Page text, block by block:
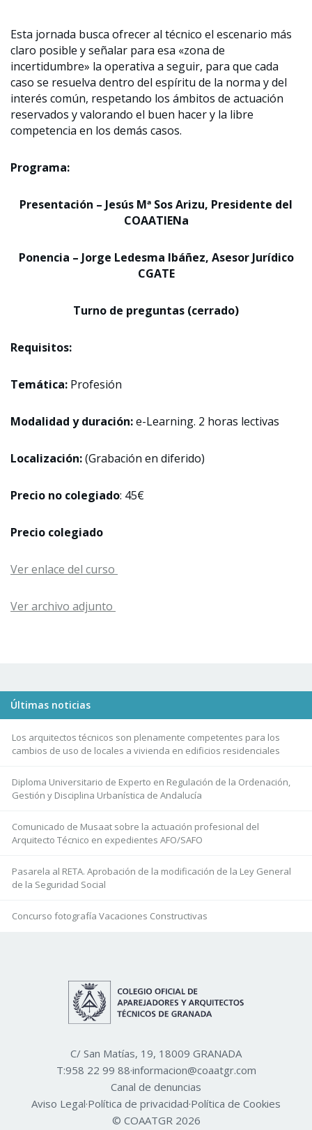
Esta jornada busca ofrecer al técnico el escenario más
claro posible y señalar para esa «zona de
incertidumbre» la operativa a seguir, para que cada
caso se resuelva dentro del espíritu de la norma y del
interés común, respetando los ámbitos de actuación
reservados y valorando el buen hacer y la libre
competencia en los demás casos.
Programa:
Presentación – Jesús Mª Sos Arizu, Presidente del
COAATIENa
Ponencia – Jorge Ledesma Ibáñez, Asesor Jurídico
CGATE
Turno de preguntas (cerrado)
Requisitos:
Temática: Profesión
Modalidad y duración:e-Learning. 2 horas lectivas
Localización:(Grabación en diferido)
Precio no colegiado: 45€
Precio colegiado
Ver enlace del curso
Ver archivo adjunto
Últimas noticias
Los arquitectos técnicos son plenamente competentes para los
cambios de uso de locales a vivienda en edificios residenciales
Diploma Universitario de Experto en Regulación de la Ordenación,
Gestión y Disciplina Urbanística de Andalucía
Comunicado de Musaat sobre la actuación profesional del
Arquitecto Técnico en expedientes AFO/SAFO
Pasarela al RETA. Aprobación de la modificación de la Ley General
de la Seguridad Social
Concurso fotografía Vacaciones Constructivas
C/ San Matías, 19, 18009 GRANADA
T:958 22 99 88·informacion@coaatgr.com
Canal de denuncias
Aviso Legal·Política de privacidad·Política de Cookies
© COAATGR 2026